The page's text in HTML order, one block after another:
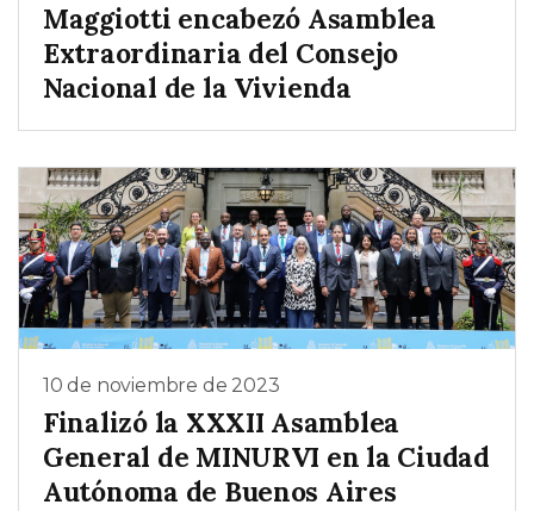
Maggiotti encabezó Asamblea
Extraordinaria del Consejo
Nacional de la Vivienda
10 de noviembre de 2023
Finalizó la XXXII Asamblea
General de MINURVI en la Ciudad
Autónoma de Buenos Aires